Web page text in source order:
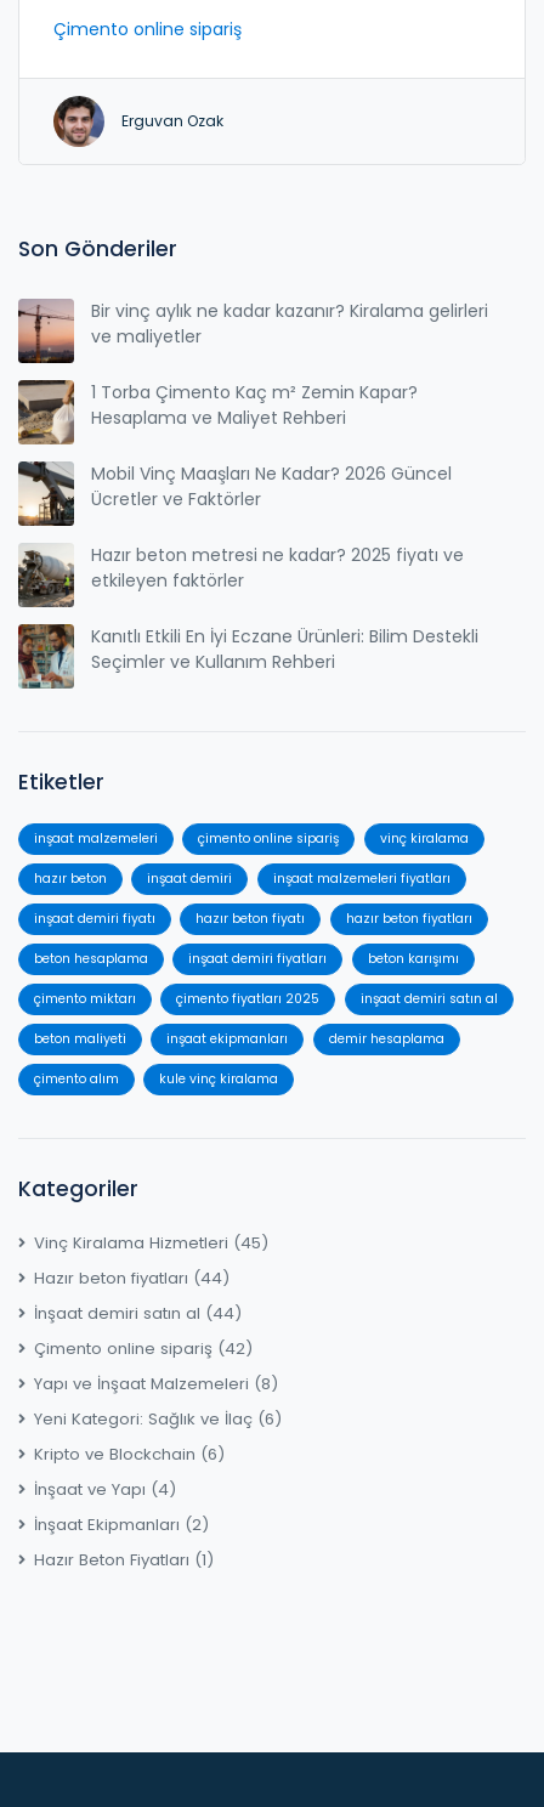
Çimento online sipariş
Erguvan Ozak
Son Gönderiler
Bir vinç aylık ne kadar kazanır? Kiralama gelirleri
ve maliyetler
1 Torba Çimento Kaç m² Zemin Kapar?
Hesaplama ve Maliyet Rehberi
Mobil Vinç Maaşları Ne Kadar? 2026 Güncel
Ücretler ve Faktörler
Hazır beton metresi ne kadar? 2025 fiyatı ve
etkileyen faktörler
Kanıtlı Etkili En İyi Eczane Ürünleri: Bilim Destekli
Seçimler ve Kullanım Rehberi
Etiketler
inşaat malzemeleri çimento online sipariş vinç kiralama
hazır beton inşaat demiri inşaat malzemeleri fiyatları
inşaat demiri fiyatı hazır beton fiyatı hazır beton fiyatları
beton hesaplama inşaat demiri fiyatları beton karışımı
çimento miktarı çimento fiyatları 2025 inşaat demiri satın al
beton maliyeti inşaat ekipmanları demir hesaplama
çimento alım kule vinç kiralama
Kategoriler
Vinç Kiralama Hizmetleri (45)
Hazır beton fiyatları (44)
İnşaat demiri satın al (44)
Çimento online sipariş (42)
Yapı ve İnşaat Malzemeleri (8)
Yeni Kategori: Sağlık ve İlaç (6)
Kripto ve Blockchain (6)
İnşaat ve Yapı (4)
İnşaat Ekipmanları (2)
Hazır Beton Fiyatları (1)